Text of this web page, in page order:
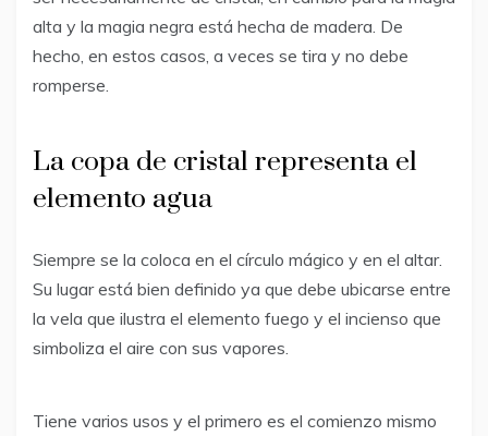
alta y la magia negra está hecha de madera. De
hecho, en estos casos, a veces se tira y no debe
romperse.
La copa de cristal representa el
elemento agua
Siempre se la coloca en el círculo mágico y en el altar.
Su lugar está bien definido ya que debe ubicarse entre
la vela que ilustra el elemento fuego y el incienso que
simboliza el aire con sus vapores.
Tiene varios usos y el primero es el comienzo mismo